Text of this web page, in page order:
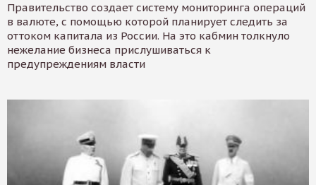
Правительство создает систему мониторинга операций
в валюте, с помощью которой планирует следить за
оттоком капитала из России. На это кабмин толкнуло
нежелание бизнеса прислушиваться к
предупреждениям власти